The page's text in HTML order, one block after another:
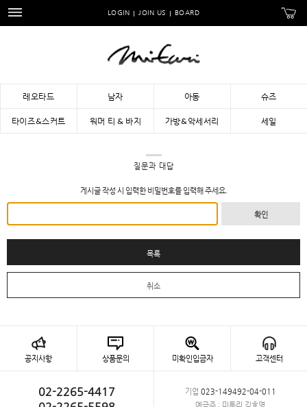
LOGIN JOIN US BOARD
레오타드 남자 아동 슈즈
타이즈&스커트 워머 티 & 바지 가방&악세서리 세일
질문과 대답
게시글 작성 시 입력한 비밀번호를 입력해 주세요.
확인
목록
취소
공지사항 상품문의 미확인입금자 고객센터
02-2265-4417
기업 023-149492-04-011